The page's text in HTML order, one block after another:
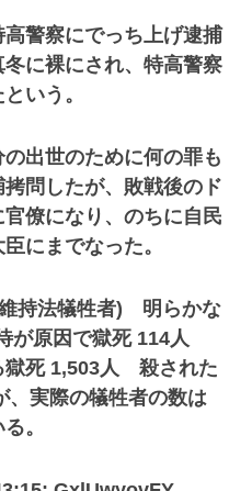
高警察にでっち上げ逮捕
に裸にされ、特高警察
いう。
出世のために何の罪も
問したが、敗戦後のド
僚になり、のちに自民
にまでなった。
持法犠牲者) 明らかな
が原因で獄死 114人
獄死 1,503人 殺された
、実際の犠牲者の数は
。